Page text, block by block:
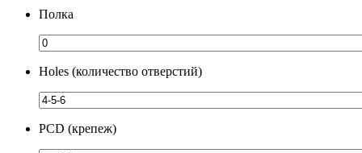
Полка
Holes (количество отверстий)
PCD (крепеж)